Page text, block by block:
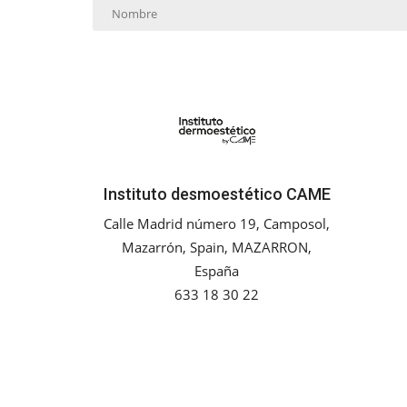
Instituto desmoestético CAME
Calle Madrid número 19, Camposol,
Mazarrón, Spain, MAZARRON,
España
633 18 30 22